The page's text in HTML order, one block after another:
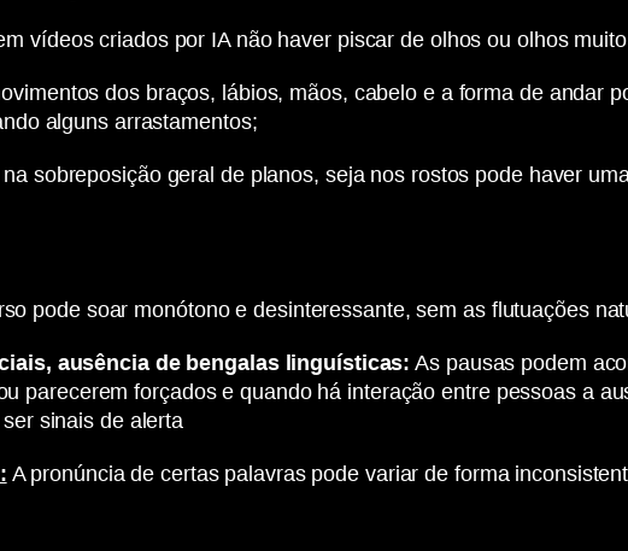
vídeos criados por IA não haver piscar de olhos ou olhos
dos braços, lábios, mãos, cabelo e a forma de andar
alguns arrastamentos;
na sobreposição geral de planos, seja nos rostos pode haver
pode soar monótono e desinteressante, sem as flutuações
ausência de bengalas linguísticas: As pausas podem
parecerem forçados e quando há interação entre pessoas a
sinais de alerta
A pronúncia de certas palavras pode variar de forma